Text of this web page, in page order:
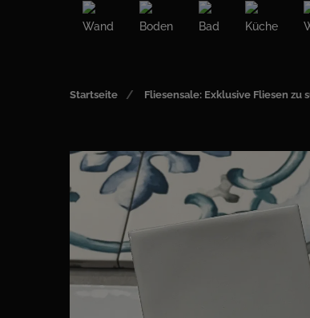
Wand Boden Bad Küche
Startseite Fliesensale: Exklusive Fliesen